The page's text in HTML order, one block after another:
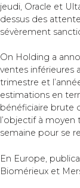
jeudi, Oracle et
dessus des
sévèrement
On Holding a
ventes inférieures
trimestre et
estimations en
bénéficiaire brute
l’objectif à
semaine pour se
En Europe,
Biomérieux et